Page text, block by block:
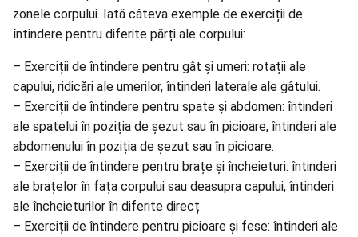
zonele corpului. Iată câteva exemple de exerciții de
întindere pentru diferite părți ale corpului:
– Exerciții de întindere pentru gât și umeri: rotații ale
capului, ridicări ale umerilor, întinderi laterale ale gâtului.
– Exerciții de întindere pentru spate și abdomen: întinderi
ale spatelui în poziția de șezut sau în picioare, întinderi ale
abdomenului în poziția de șezut sau în picioare.
– Exerciții de întindere pentru brațe și încheieturi: întinderi
ale brațelor în fața corpului sau deasupra capului, întinderi
ale încheieturilor în diferite direcț
– Exerciții de întindere pentru picioare și fese: întinderi ale